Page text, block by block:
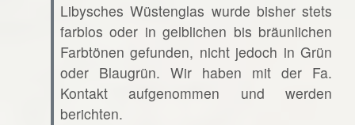
Libysches Wüstenglas wurde bisher stets
farblos oder in gelblichen bis bräunlichen
Farbtönen gefunden, nicht jedoch in Grün
oder Blaugrün. Wir haben mit der Fa.
Kontakt aufgenommen und werden
berichten.